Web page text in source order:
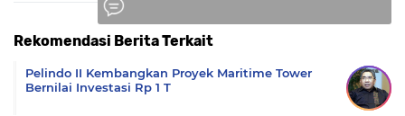
Rekomendasi Berita Terkait
Pelindo II Kembangkan Proyek Maritime Tower
Bernilai Investasi Rp 1 T